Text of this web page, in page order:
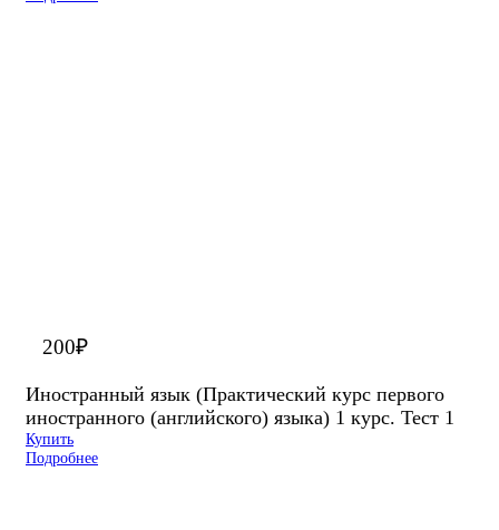
200₽
Иностранный язык (Практический курс первого
иностранного (английского) языка) 1 курс. Тест 1
Купить
Подробнее